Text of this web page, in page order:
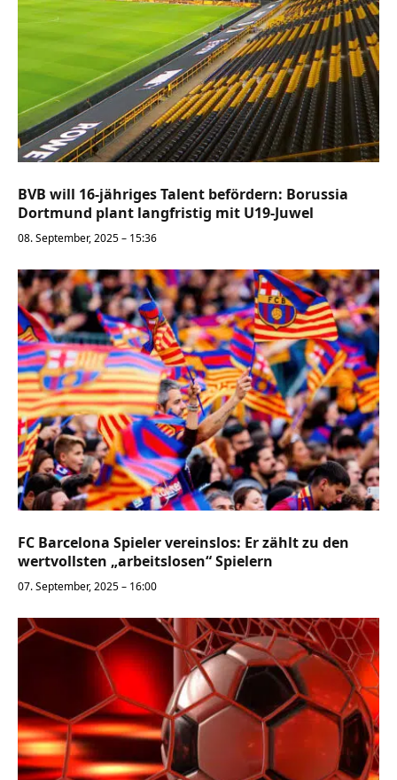
BVB will 16-jähriges Talent befördern: Borussia
Dortmund plant langfristig mit U19-Juwel
08. September, 2025 – 15:36
FC Barcelona Spieler vereinslos: Er zählt zu den
wertvollsten „arbeitslosen“ Spielern
07. September, 2025 – 16:00